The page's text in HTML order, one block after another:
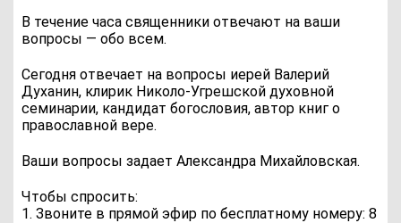
В течение часа священники отвечают на ваши
вопросы — обо всем.
Сегодня отвечает на вопросы иерей Валерий
Духанин, клирик Николо-Угрешской духовной
семинарии, кандидат богословия, автор книг о
православной вере.
Ваши вопросы задает Александра Михайловская.
Чтобы спросить:
1. Звоните в прямой эфир по бесплатному номеру: 8